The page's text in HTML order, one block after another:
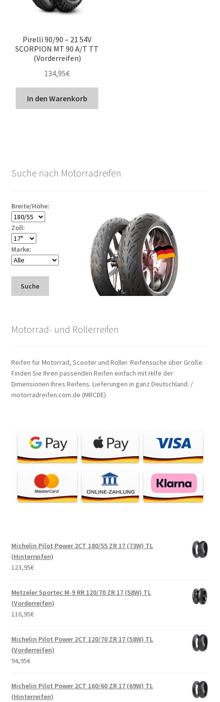
Pirelli 90/90 – 21 54V
SCORPION MT 90 A/T TT
(Vorderreifen)
134,95€
In den Warenkorb
Suche nach Motorradreifen
Breite/Höhe:
Zoll:
Marke:
Suche
Motorrad- und Rollerreifen
Reifen für Motorrad, Scooter und Roller. Reifensuche über Größe.
Finden Sie Ihren passenden Reifen einfach mit Hilfe der
Dimensionen Ihres Reifens. Lieferungen in ganz Deutschland. /
motorradreifen.com.de (MRCDE)
Michelin Pilot Power 2CT 180/55 ZR 17 (73W) TL
(Hinterreifen)
123,95€
Metzeler Sportec M-9 RR 120/70 ZR 17 (58W) TL
(Vorderreifen)
116,95€
Michelin Pilot Power 2CT 120/70 ZR 17 (58W) TL
(Vorderreifen)
94,95€
Michelin Pilot Power 2CT 160/60 ZR 17 (69W) TL
(Hinterreifen)